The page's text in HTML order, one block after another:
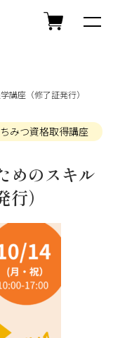
講座（修了証発行）
みつ資格取得講座
めのスキル
）